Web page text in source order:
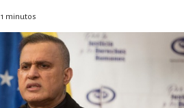
1 minutos